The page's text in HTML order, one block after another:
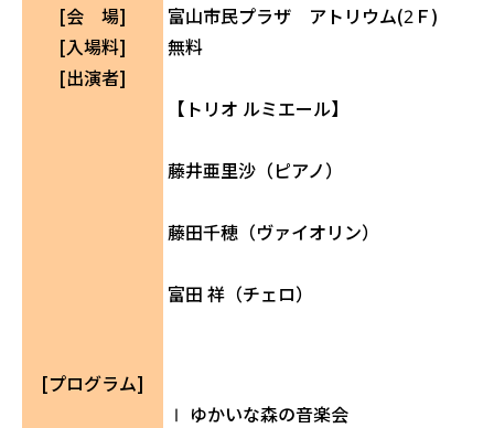
[会 場]
富山市民プラザ アトリウム(2Ｆ)
[入場料]
無料
[出演者]
【トリオ ルミエール】
藤井亜里沙（ピアノ）
藤田千穂（ヴァイオリン）
富田 祥（チェロ）
[プログラム]
Ⅰ ゆかいな森の音楽会